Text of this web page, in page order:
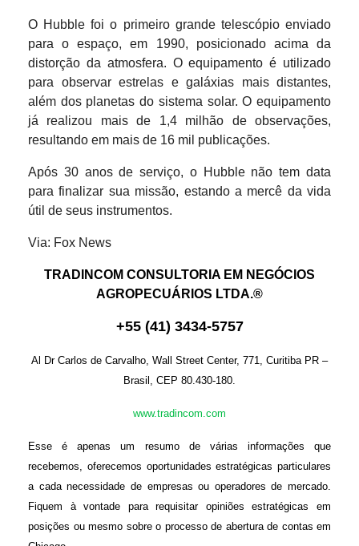
O Hubble foi o primeiro grande telescópio enviado
para o espaço, em 1990, posicionado acima da
distorção da atmosfera. O equipamento é utilizado
para observar estrelas e galáxias mais distantes,
além dos planetas do sistema solar. O equipamento
já realizou mais de 1,4 milhão de observações,
resultando em mais de 16 mil publicações.
Após 30 anos de serviço, o Hubble não tem data
para finalizar sua missão, estando a mercê da vida
útil de seus instrumentos.
Via: Fox News
TRADINCOM CONSULTORIA EM NEGÓCIOS
AGROPECUÁRIOS LTDA.®
+55 (41) 3434-5757
Al Dr Carlos de Carvalho, Wall Street Center, 771, Curitiba PR –
Brasil, CEP 80.430-180.
www.tradincom.com
Esse é apenas um resumo de várias informações que
recebemos, oferecemos oportunidades estratégicas particulares
a cada necessidade de empresas ou operadores de mercado.
Fiquem à vontade para requisitar opiniões estratégicas em
posições ou mesmo sobre o processo de abertura de contas em